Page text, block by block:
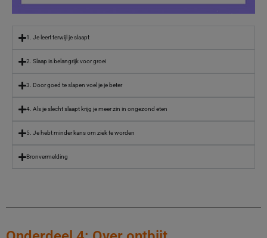
1. Je leert terwijl je slaapt
2. Slaap is belangrijk voor groei
3. Door goed te slapen voel je je beter
4. Als je slecht slaapt krijg je meer zin in ongezond eten
5. Je hebt minder kans om ziek te worden
Bronvermelding